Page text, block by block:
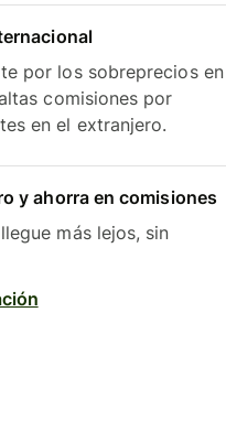
por los sobreprecios en
comisiones por
en el extranjero.
y ahorra en comisiones
más lejos, sin